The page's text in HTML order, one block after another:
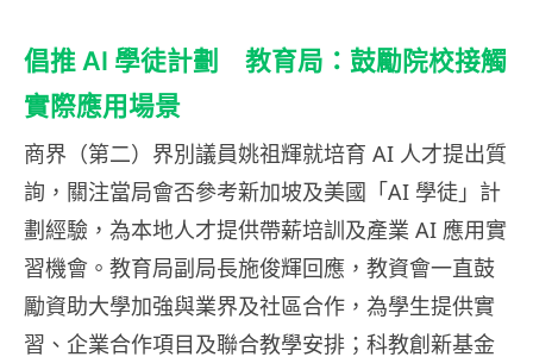
倡推 AI 學徒計劃 教育局：鼓勵院校接觸
實際應用場景
商界（第二）界別議員姚祖輝就培育 AI 人才提出質
詢，關注當局會否參考新加坡及美國「AI 學徒」計
劃經驗，為本地人才提供帶薪培訓及產業 AI 應用實
習機會。教育局副局長施俊輝回應，教資會一直鼓
勵資助大學加強與業界及社區合作，為學生提供實
習、企業合作項目及聯合教學安排；科教創新基金